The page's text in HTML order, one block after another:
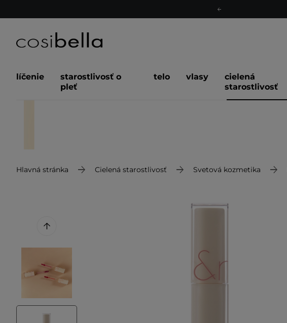
líčenie
starostlivosť o
pleť
telo vlasy
cielená
starostlivosť
Hlavná stránka Cielená starostlivosť Svetová kozmetika